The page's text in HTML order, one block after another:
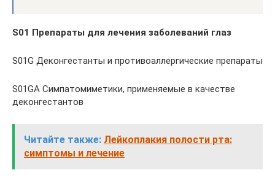
S01 Препараты для лечения заболеваний глаз
S01G Деконгестанты и противоаллергические препараты
S01GA Симпатомиметики, применяемые в качестве
деконгестантов
Читайте также: Лейкоплакия полости рта:
симптомы и лечение